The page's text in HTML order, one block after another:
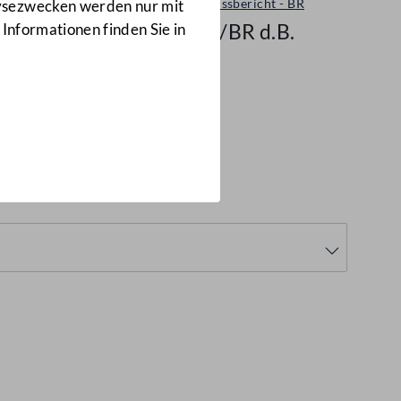
werden nur mit
finden Sie in
Ausschussbericht - BR
1675/BR d.B.